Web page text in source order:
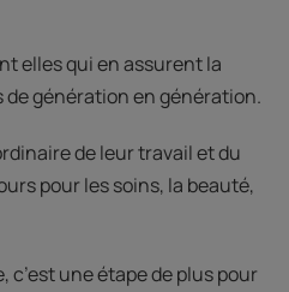
elles qui en assurent la
génération en génération.
de leur travail et du
pour les soins, la beauté,
c’est une étape de plus pour